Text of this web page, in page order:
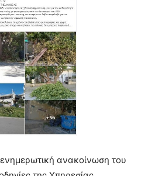
ανακοίνωση του